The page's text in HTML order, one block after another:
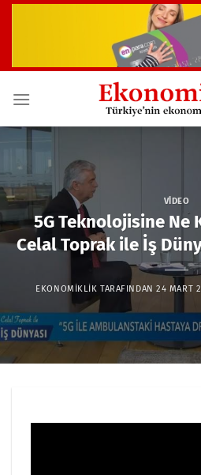
VIDEO
5G Teknolojisine Ne
Celal Toprak ile İş
EKONOMIKLIK TARAFINDAN 24 MART